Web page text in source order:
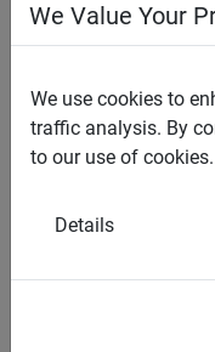
Ma
Ma
Ma
21h30
Me 7h-
21h ;
Adultes; 2
créneaux au
We Value Your
We use cookies to
traffic analysis. By
to our use of cookies.
Details